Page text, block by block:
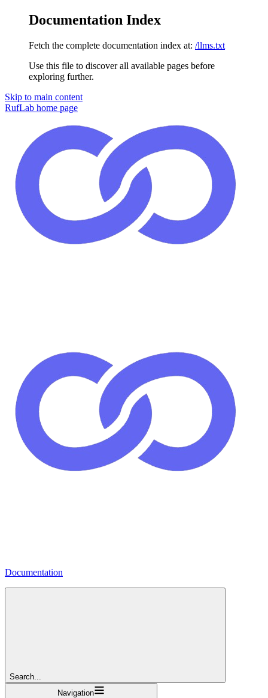
Documentation Index
Fetch the complete documentation index at: /llms.txt
Use this file to discover all available pages before
exploring further.
Skip to main content
RufLab home page
Documentation
Search...
Navigation